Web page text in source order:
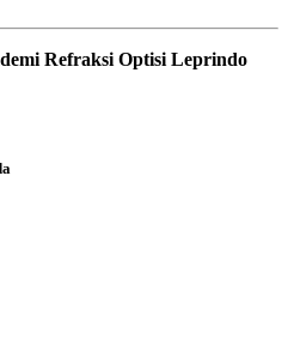
Refraksi Optisi Leprindo